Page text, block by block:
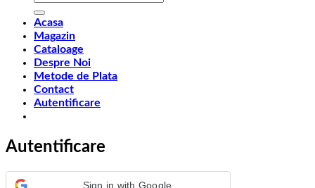
Acasa
Magazin
Cataloage
Despre Noi
Metode de Plata
Contact
Autentificare
Autentificare
Sign in with Google